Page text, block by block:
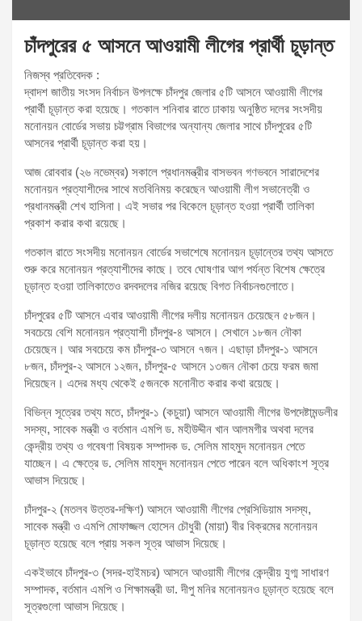
চাঁদপুরের ৫ আসনে আওয়ামী লীগের প্রার্থী চূড়ান্ত
নিজস্ব প্রতিবেদক :
দ্বাদশ জাতীয় সংসদ নির্বাচন উপলক্ষে চাঁদপুর জেলার ৫টি আসনে আওয়ামী লীগের
প্রার্থী চূড়ান্ত করা হয়েছে। গতকাল শনিবার রাতে ঢাকায় অনুষ্ঠিত দলের সংসদীয়
মনোনয়ন বোর্ডের সভায় চট্টগ্রাম বিভাগের অন্যান্য জেলার সাথে চাঁদপুরের ৫টি
আসনের প্রার্থী চূড়ান্ত করা হয়।
আজ রোববার (২৬ নভেম্বর) সকালে প্রধানমন্ত্রীর বাসভবন গণভবনে সারাদেশের
মনোনয়ন প্রত্যাশীদের সাথে মতবিনিময় করেছেন আওয়ামী লীগ সভানেত্রী ও
প্রধানমন্ত্রী শেখ হাসিনা। এই সভার পর বিকেলে চূড়ান্ত হওয়া প্রার্থী তালিকা
প্রকাশ করার কথা রয়েছে।
গতকাল রাতে সংসদীয় মনোনয়ন বোর্ডের সভাশেষে মনোনয়ন চূড়ান্তের তথ্য আসতে
শুরু করে মনোনয়ন প্রত্যাশীদের কাছে। তবে ঘোষণার আগ পর্যন্ত বিশেষ ক্ষেত্রে
চূড়ান্ত হওয়া তালিকাতেও রদবদলের নজির রয়েছে বিগত নির্বাচনগুলোতে।
চাঁদপুরের ৫টি আসনে এবার আওয়ামী লীগের দলীয় মনোনয়ন চেয়েছেন ৫৮জন।
সবচেয়ে বেশি মনোনয়ন প্রত্যাশী চাঁদপুর-৪ আসনে। সেখানে ১৮জন নৌকা
চেয়েছেন। আর সবচেয়ে কম চাঁদপুর-৩ আসনে ৭জন। এছাড়া চাঁদপুর-১ আসনে
৮জন, চাঁদপুর-২ আসনে ১২জন, চাঁদপুর-৫ আসনে ১৩জন নৌকা চেয়ে ফরম জমা
দিয়েছেন। এদের মধ্য থেকেই ৫জনকে মনোনীত করার কথা রয়েছে।
বিভিন্ন সূত্রের তথ্য মতে, চাঁদপুর-১ (কচুয়া) আসনে আওয়ামী লীগের উপদেষ্টামন্ডলীর
সদস্য, সাবেক মন্ত্রী ও বর্তমান এমপি ড. মহীউদ্দীন খান আলমগীর অথবা দলের
কেন্দ্রীয় তথ্য ও গবেষণা বিষয়ক সম্পাদক ড. সেলিম মাহমুদ মনোনয়ন পেতে
যাচ্ছেন। এ ক্ষেত্রে ড. সেলিম মাহমুদ মনোনয়ন পেতে পারেন বলে অধিকাংশ সূত্র
আভাস দিয়েছে।
চাঁদপুর-২ (মতলব উত্তর-দক্ষিণ) আসনে আওয়ামী লীগের প্রেসিডিয়াম সদস্য,
সাবেক মন্ত্রী ও এমপি মোফাজ্জল হোসেন চৌধুরী (মায়া) বীর বিক্রমের মনোনয়ন
চূড়ান্ত হয়েছে বলে প্রায় সকল সূত্র আভাস দিয়েছে।
একইভাবে চাঁদপুর-৩ (সদর-হাইমচর) আসনে আওয়ামী লীগের কেন্দ্রীয় যুগ্ম সাধারণ
সম্পাদক, বর্তমান এমপি ও শিক্ষামন্ত্রী ডা. দীপু মনির মনোনয়নও চূড়ান্ত হয়েছে বলে
সূত্রগুলো আভাস দিয়েছে।